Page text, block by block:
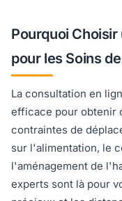
Pourquoi
pour les Soins
La consultation en
efficace pour obtenir
contraintes de
sur l'alimentation, le
l'aménagement de
experts sont là pour